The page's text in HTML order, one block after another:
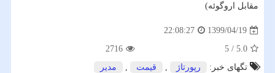
مقابل اروگوئه)
1399/04/19
22:08:27
5.0
/
5
2716
تگهای خبر:
رپورتاژ , قیمت , مدیر